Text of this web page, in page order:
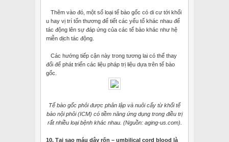
Thêm vào đó, một số loại tế bào gốc có di cư tới khối
u hay vị trí tổn thương để tiết các yếu tố khác nhau để
tác động lên sự đáp ứng của các tế bào khác như hệ
miễn dịch tác động.
Các hướng tiếp cận này trong tương lai có thể thay
đổi để phát triển các liệu pháp trị liệu dựa trên tế bào
gốc.
Tế bào gốc phôi được phân lập và nuôi cấy từ khối tế
bào nội phôi (ICM) có tiềm năng ứng dụng trong điều trị
rất nhiều loại bệnh khác nhau. (Nguồn: aging-us.com).
10. Tại sao máu dây rốn – umbilical cord blood là